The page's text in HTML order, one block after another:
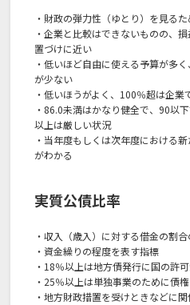
・財政の弾力性（ゆとり）を見る
・企業と比較はできないものの、
置づけに近い
・低いほど自由に使える予算が多
が少ない
・低いほうがよく、100％超は企
・86.0未満はかなり健全で、90以
以上は厳しい状況
・当年度もしくは次年度における
がわかる
実質公債比率
・収入（歳入）に対する借金の割合
・資金繰りの程度を表す指標
・18％以上は地方債発行に国の許
・25％以上は単独事業のために債
・地方財政措置を受けときなどに関